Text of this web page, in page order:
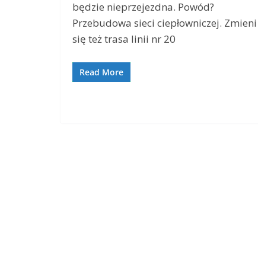
będzie nieprzejezdna. Powód?
Przebudowa sieci ciepłowniczej. Zmieni
się też trasa linii nr 20
Read More